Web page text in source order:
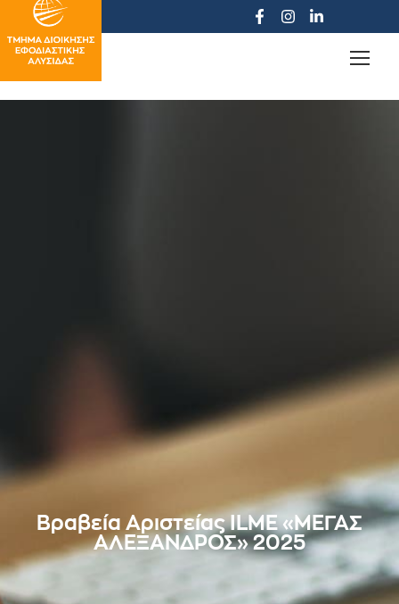
Βραβεία Αριστείας ILME «ΜΕΓΑΣ
ΑΛΕΞΑΝΔΡΟΣ» 2025